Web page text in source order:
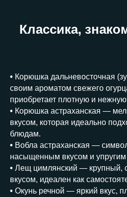
Классика,
• Корюшка дальневосточная
своим ароматом свежего
приобретает плотную и нежную
• Корюшка астраханская —
вкусом, которая идеально
блюдам.
• Вобла астраханская —
насыщенным вкусом и
• Лещ цимлянский — крупный,
вкусом, идеален как
• Окунь речной — яркий вкус,